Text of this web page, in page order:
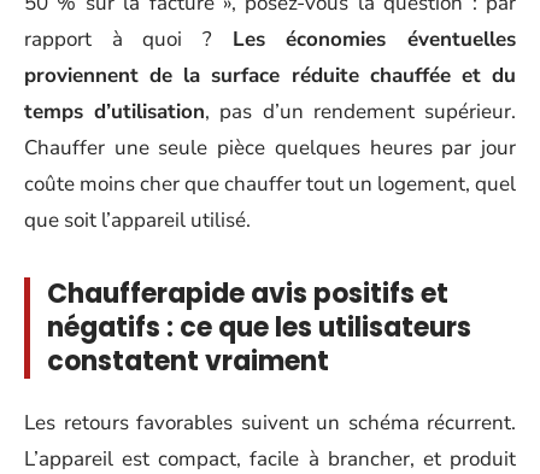
rapport à quoi ? Les économies éventuelles
proviennent de la surface réduite chauffée et du
temps d’utilisation, pas d’un rendement supérieur.
Chauffer une seule pièce quelques heures par jour
coûte moins cher que chauffer tout un logement, quel
que soit l’appareil utilisé.
Chaufferapide avis positifs et
négatifs : ce que les utilisateurs
constatent vraiment
Les retours favorables suivent un schéma récurrent.
L’appareil est compact, facile à brancher, et produit